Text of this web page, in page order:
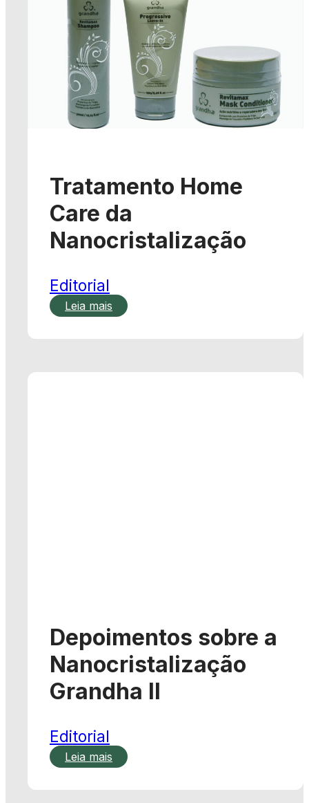
Tratamento Home
Care da
Nanocristalização
Editorial
Leia mais
Depoimentos sobre a
Nanocristalização
Grandha II
Editorial
Leia mais